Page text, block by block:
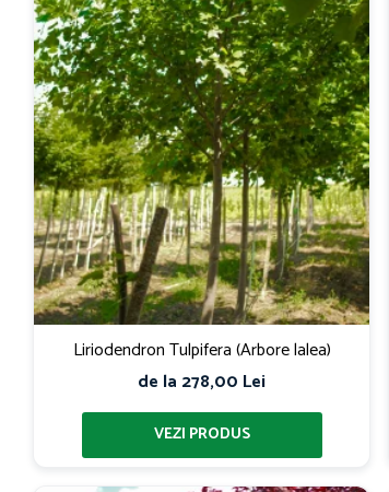
Liriodendron Tulpifera (Arbore lalea)
de la 278,00 Lei